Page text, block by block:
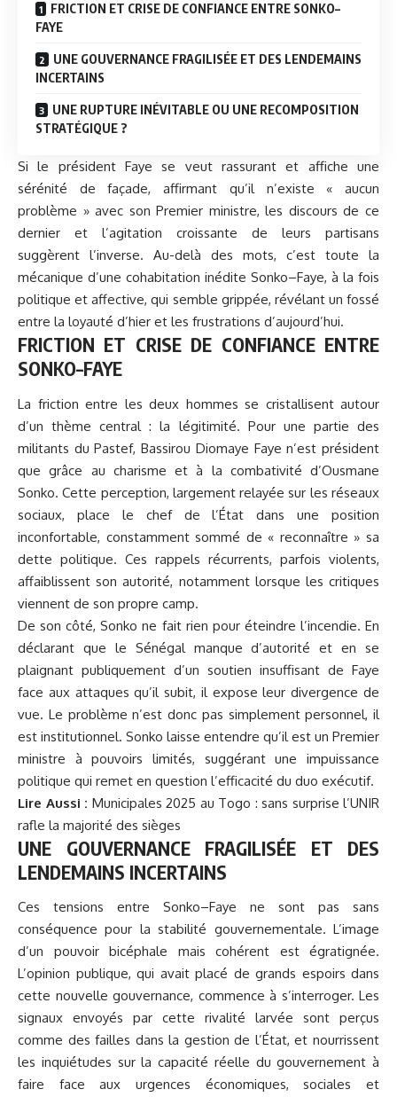
FRICTION ET CRISE DE CONFIANCE ENTRE SONKO–
FAYE
UNE GOUVERNANCE FRAGILISÉE ET DES LENDEMAINS
INCERTAINS
UNE RUPTURE INÉVITABLE OU UNE RECOMPOSITION
STRATÉGIQUE ?
Si le président Faye se veut rassurant et affiche une
sérénité de façade, affirmant qu’il n’existe « aucun
problème » avec son Premier ministre, les discours de ce
dernier et l’agitation croissante de leurs partisans
suggèrent l’inverse. Au-delà des mots, c’est toute la
mécanique d’une cohabitation inédite Sonko–Faye, à la fois
politique et affective, qui semble grippée, révélant un fossé
entre la loyauté d’hier et les frustrations d’aujourd’hui.
FRICTION ET CRISE DE CONFIANCE ENTRE
SONKO–FAYE
La friction entre les deux hommes se cristallisent autour
d’un thème central : la légitimité. Pour une partie des
militants du Pastef, Bassirou Diomaye Faye n’est président
que grâce au charisme et à la combativité d’Ousmane
Sonko. Cette perception, largement relayée sur les réseaux
sociaux, place le chef de l’État dans une position
inconfortable, constamment sommé de « reconnaître » sa
dette politique. Ces rappels récurrents, parfois violents,
affaiblissent son autorité, notamment lorsque les critiques
viennent de son propre camp.
De son côté, Sonko ne fait rien pour éteindre l’incendie. En
déclarant que le Sénégal manque d’autorité et en se
plaignant publiquement d’un soutien insuffisant de Faye
face aux attaques qu’il subit, il expose leur divergence de
vue. Le problème n’est donc pas simplement personnel, il
est institutionnel. Sonko laisse entendre qu’il est un Premier
ministre à pouvoirs limités, suggérant une impuissance
politique qui remet en question l’efficacité du duo exécutif.
Lire Aussi : Municipales 2025 au Togo : sans surprise l’UNIR
rafle la majorité des sièges
UNE GOUVERNANCE FRAGILISÉE ET DES
LENDEMAINS INCERTAINS
Ces tensions entre Sonko–Faye ne sont pas sans
conséquence pour la stabilité gouvernementale. L’image
d’un pouvoir bicéphale mais cohérent est égratignée.
L’opinion publique, qui avait placé de grands espoirs dans
cette nouvelle gouvernance, commence à s’interroger. Les
signaux envoyés par cette rivalité larvée sont perçus
comme des failles dans la gestion de l’État, et nourrissent
les inquiétudes sur la capacité réelle du gouvernement à
faire face aux urgences économiques, sociales et